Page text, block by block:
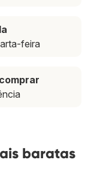
feira
baratas